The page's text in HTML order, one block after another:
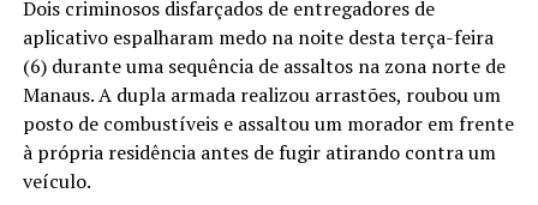
Dois criminosos disfarçados de entregadores de
aplicativo espalharam medo na noite desta terça-feira
(6) durante uma sequência de assaltos na zona norte de
Manaus. A dupla armada realizou arrastões, roubou um
posto de combustíveis e assaltou um morador em frente
à própria residência antes de fugir atirando contra um
veículo.